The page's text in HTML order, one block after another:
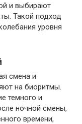
и выбирают
Такой подход
уровня
смена и
на биоритмы.
темного и
ночной смены,
времени,